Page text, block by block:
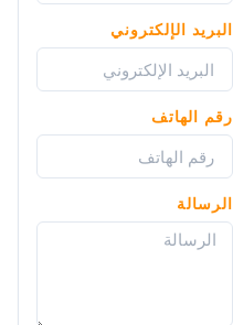
البريد الإلكتروني
رقم الهاتف
الرسالة